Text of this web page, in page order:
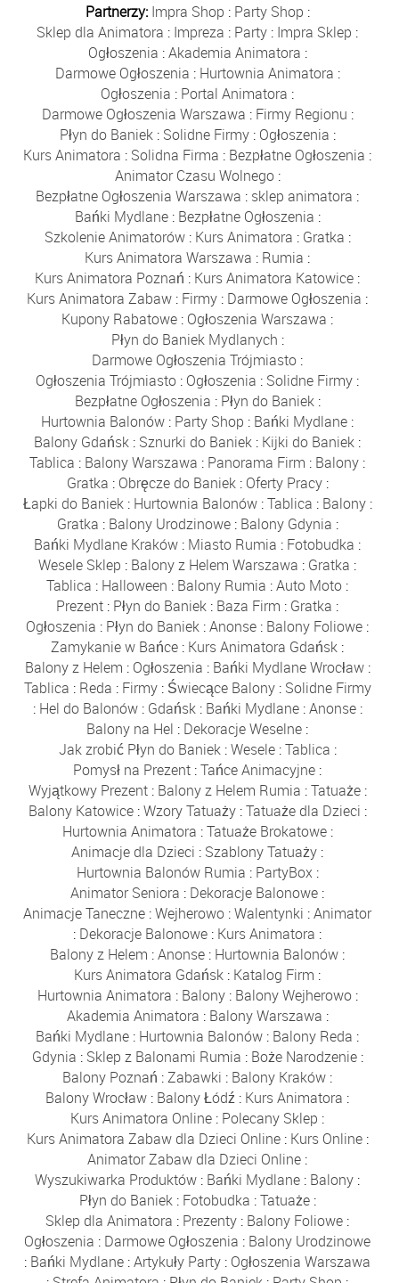
Partnerzy: Impra Shop : Party Shop :
Sklep dla Animatora : Impreza : Party : Impra Sklep :
Ogłoszenia :Akademia Animatora :
Darmowe Ogłoszenia : Hurtownia Animatora :
Ogłoszenia : Portal Animatora :
Darmowe Ogłoszenia Warszawa : Firmy Regionu :
Płyn do Baniek: Solidne Firmy: Ogłoszenia :
Kurs Animatora : Solidna Firma : Bezpłatne Ogłoszenia :
Animator Czasu Wolnego:
Bezpłatne Ogłoszenia Warszawa : sklep animatora :
Bańki Mydlane: Bezpłatne Ogłoszenia :
Szkolenie Animatorów: Kurs Animatora : Gratka :
Kurs Animatora Warszawa : Rumia :
Kurs Animatora Poznań : Kurs Animatora Katowice :
Kurs Animatora Zabaw : Firmy : Darmowe Ogłoszenia :
Kupony Rabatowe : Ogłoszenia Warszawa :
Płyn do Baniek Mydlanych :
Darmowe Ogłoszenia Trójmiasto :
Ogłoszenia Trójmiasto : Ogłoszenia : Solidne Firmy :
Bezpłatne Ogłoszenia : Płyn do Baniek:
Hurtownia Balonów : Party Shop : Bańki Mydlane :
Balony Gdańsk : Sznurki do Baniek : Kijki do Baniek :
Tablica : Balony Warszawa : Panorama Firm : Balony :
Gratka : Obręcze do Baniek: Oferty Pracy:
Łapki do Baniek: Hurtownia Balonów:Tablica : Balony:
Gratka : Balony Urodzinowe: Balony Gdynia :
Bańki Mydlane Kraków : Miasto Rumia : Fotobudka :
Wesele Sklep : Balony z Helem Warszawa : Gratka :
Tablica : Halloween : Balony Rumia :Auto Moto :
Prezent : Płyn do Baniek : Baza Firm : Gratka :
Ogłoszenia : Płyn do Baniek :Anonse : Balony Foliowe :
Zamykanie w Bańce : Kurs Animatora Gdańsk :
Balony z Helem : Ogłoszenia : Bańki Mydlane Wrocław:
Tablica : Reda : Firmy: Świecące Balony: Solidne Firmy
: Hel do Balonów: Gdańsk: Bańki Mydlane:Anonse:
Balony na Hel : Dekoracje Weselne :
Jak zrobić Płyn do Baniek:Wesele:Tablica :
Pomysł na Prezent :Tańce Animacyjne :
Wyjątkowy Prezent: Balony z Helem Rumia :Tatuaże:
Balony Katowice:Wzory Tatuaży:Tatuaże dla Dzieci :
Hurtownia Animatora :Tatuaże Brokatowe:
Animacje dla Dzieci : Szablony Tatuaży :
Hurtownia Balonów Rumia : PartyBox:
Animator Seniora : Dekoracje Balonowe :
Animacje Taneczne :Wejherowo :Walentynki :Animator
: Dekoracje Balonowe : Kurs Animatora :
Balony z Helem :Anonse : Hurtownia Balonów :
Kurs Animatora Gdańsk : Katalog Firm :
Hurtownia Animatora : Balony: Balony Wejherowo:
Akademia Animatora : Balony Warszawa :
Bańki Mydlane : Hurtownia Balonów : Balony Reda :
Gdynia : Sklep z Balonami Rumia : Boże Narodzenie:
Balony Poznań :Zabawki : Balony Kraków :
Balony Wrocław : Balony Łódź : Kurs Animatora :
Kurs Animatora Online : Polecany Sklep :
Kurs Animatora Zabaw dla Dzieci Online: Kurs Online:
Animator Zabaw dla Dzieci Online :
Wyszukiwarka Produktów : Bańki Mydlane : Balony :
Płyn do Baniek: Fotobudka :Tatuaże:
Sklep dla Animatora : Prezenty : Balony Foliowe :
Ogłoszenia : Darmowe Ogłoszenia : Balony Urodzinowe
: Bańki Mydlane :Artykuły Party : Ogłoszenia Warszawa